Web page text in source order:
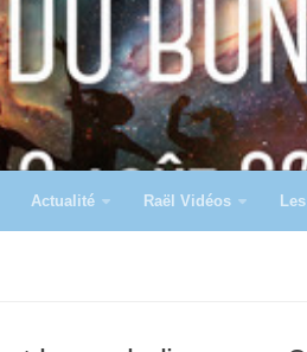
Actualité Raël Vidéos